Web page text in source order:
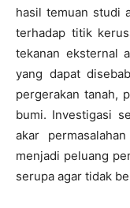
hasil temuan studi
terhadap titik
tekanan eksternal
yang dapat
pergerakan tanah,
bumi. Investigasi
akar
menjadi peluang
serupa agar tidak